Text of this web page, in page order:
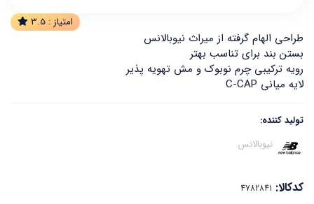
امتیاز : 3.5
طراحی الهام گرفته از میراث نیوبالانس
بستن بند برای تناسب بهتر
رویه ترکیبی چرم نوبوک و مش تهویه پذیر
لایه میانی C-CAP
تولید کننده:
نیوبالانس
کدکالا: